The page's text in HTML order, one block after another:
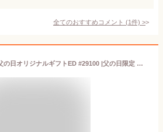
全てのおすすめコメント (1件) >
【公式】新宿高野 父の日オリジナルギフトED #29100 |父の日限定 高級 スイーツ フルーツ